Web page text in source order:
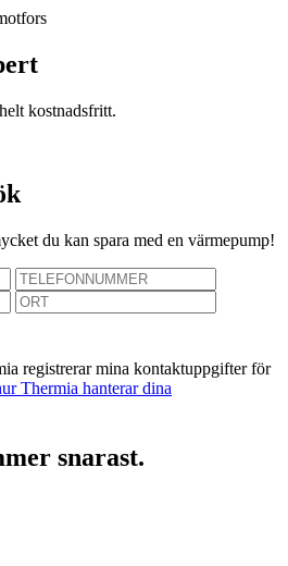
kostnadsfritt.
du kan spara med en värmepump!
registrerar mina kontaktuppgifter för
Thermia hanterar dina
snarast.